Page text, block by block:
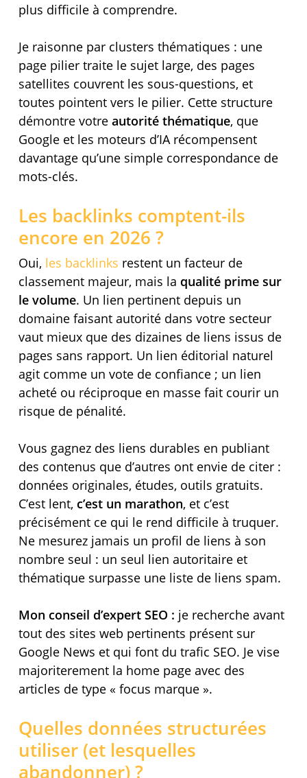
plus difficile à comprendre.
Je raisonne par clusters thématiques : une
page pilier traite le sujet large, des pages
satellites couvrent les sous-questions, et
toutes pointent vers le pilier. Cette structure
démontre votre autorité thématique, que
Google et les moteurs d’IA récompensent
davantage qu’une simple correspondance de
mots-clés.
Les backlinks comptent-ils
encore en 2026 ?
Oui, les backlinks restent un facteur de
classement majeur, mais la qualité prime sur
le volume. Un lien pertinent depuis un
domaine faisant autorité dans votre secteur
vaut mieux que des dizaines de liens issus de
pages sans rapport. Un lien éditorial naturel
agit comme un vote de confiance ; un lien
acheté ou réciproque en masse fait courir un
risque de pénalité.
Vous gagnez des liens durables en publiant
des contenus que d’autres ont envie de citer :
données originales, études, outils gratuits.
C’est lent, c’est un marathon, et c’est
précisément ce qui le rend difficile à truquer.
Ne mesurez jamais un profil de liens à son
nombre seul : un seul lien autoritaire et
thématique surpasse une liste de liens spam.
Mon conseil d’expert SEO : je recherche avant
tout des sites web pertinents présent sur
Google News et qui font du trafic SEO. Je vise
majoriterement la home page avec des
articles de type « focus marque ».
Quelles données structurées
utiliser (et lesquelles
abandonner) ?